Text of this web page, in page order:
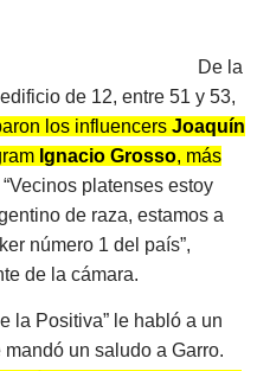
De la
de 12, entre 51 y 53,
los influencers Joaquín
Ignacio Grosso, más
“Vecinos platenses estoy
de raza, estamos a
número 1 del país”,
de la cámara.
la Positiva” le habló a un
un saludo a Garro.